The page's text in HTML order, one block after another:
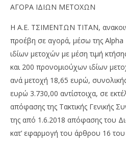
NOW
ΑΓΟΡΑ ΙΔΙΩΝ ΜΕΤΟΧΩΝ
H A.E. ΤΣΙΜΕΝΤΩΝ ΤΙΤΑΝ,
προέβη σε αγορά, μέσω της Alpha
ιδίων μετοχών με μέση τιμή
και 200 προνομιούχων ιδίων
ανά μετοχή 18,65 ευρώ,
ευρώ 3.730,00 αντίστοιχα, σε
απόφασης της Τακτικής Γενικής
της από 1.6.2018 απόφασης του
κατ’ εφαρμογή του άρθρου 16